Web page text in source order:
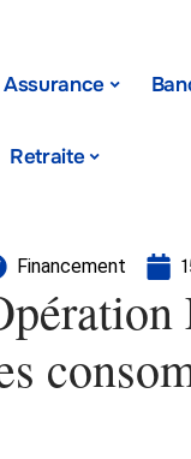
Assurance
Retraite
Financement